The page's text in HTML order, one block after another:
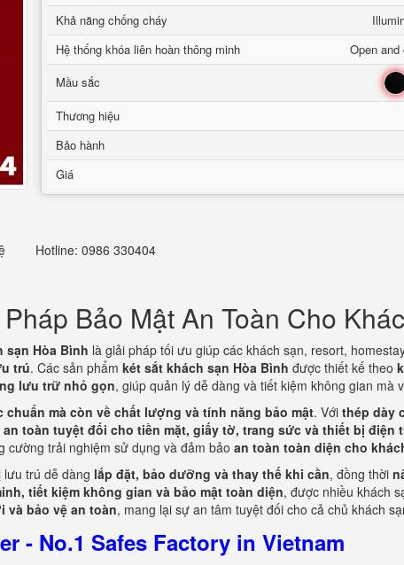
Khả năng chống cháy
Hệ thống khóa liên hoàn thông minh
Open
Mầu sắc
Thương hiệu
Bảo hành
Giá
Hotline: 0986 330404
Bảo Mật An Toàn Cho
sạn Hòa Bình là giải pháp tối ưu giúp các khách sạn, resort,
trú. Các sản phẩm két sắt khách sạn Hòa Bình được thiết kế theo
lưu trữ nhỏ gọn, giúp quản lý dễ dàng và tiết kiệm không gian mà
mà còn về chất lượng và tính năng bảo mật. Với thép dày
toàn tuyệt đối cho tiền mặt, giấy tờ, trang sức và thiết bị điện
cường trải nghiệm sử dụng và đảm bảo an toàn toàn diện cho
lưu trú dễ dàng lắp đặt, bảo dưỡng và thay thế khi cần, đồng thời
tiết kiệm không gian và bảo mật toàn diện, được nhiều khách
và bảo vệ an toàn, mang lại sự an tâm tuyệt đối cho cả chủ khách
- No.1 Safes Factory in Vietnam